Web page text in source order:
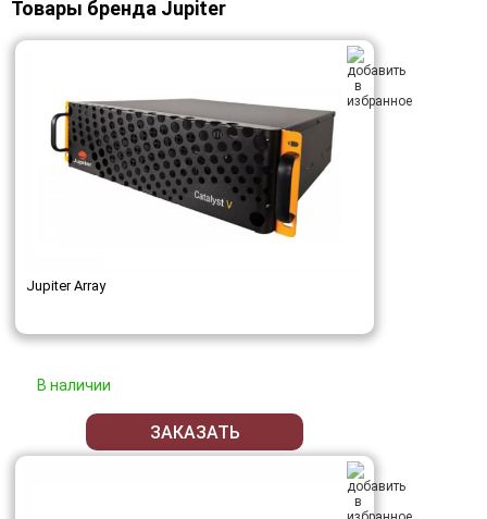
Товары бренда Jupiter
Jupiter Array
В наличии
ЗАКАЗАТЬ